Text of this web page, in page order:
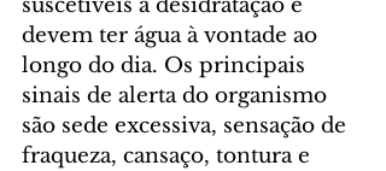
devem ter água à vontade ao
longo do dia. Os principais
sinais de alerta do organismo
são sede excessiva, sensação de
fraqueza, cansaço, tontura e